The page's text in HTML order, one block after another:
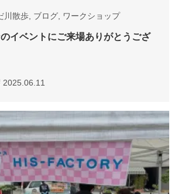
川散歩 ブログ ワークショップ
イベントにご来場ありがとうござ
2025.06.11